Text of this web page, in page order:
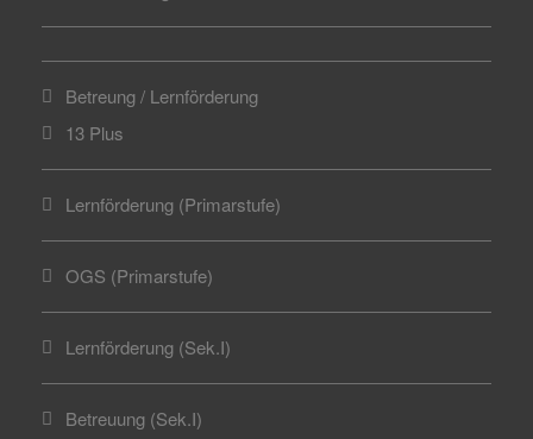
Betreung / Lernförderung
13 Plus
Lernförderung (Primarstufe)
OGS (Primarstufe)
Lernförderung (Sek.I)
Betreuung (Sek.I)